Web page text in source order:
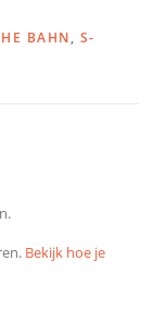
BAHN, S-
Bekijk hoe je